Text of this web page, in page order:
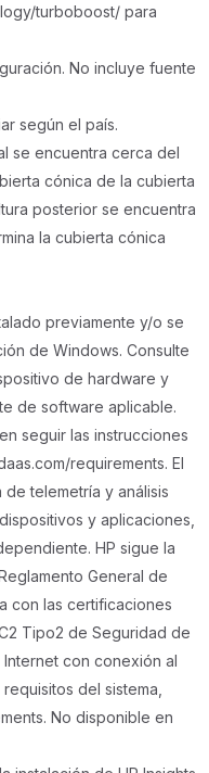
turboboost/ para
No incluye fuente
según el país.
se encuentra cerca del
cónica de la cubierta
posterior se encuentra
la cubierta cónica
previamente y/o se
de Windows. Consulte
de hardware y
de software aplicable.
seguir las instrucciones
requirements. El
telemetría y análisis
y aplicaciones,
HP sigue la
General de
con las certificaciones
Tipo2 de Seguridad de
con conexión al
del sistema,
No disponible en